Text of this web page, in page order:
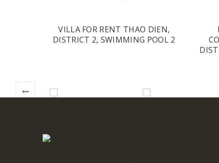
VILLA FOR RENT THAO DIEN,
DISTRICT 2, SWIMMING POOL 2